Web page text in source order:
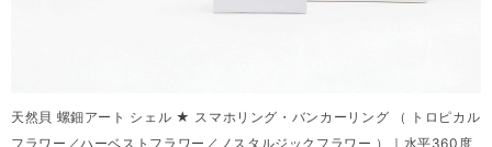
天然貝 螺鈿アート シェル ★ スマホリング・バンカーリング （ トロピカル
フラワー／ハーベストフラワー／ノスタルジックフラワー ）｜水平360度